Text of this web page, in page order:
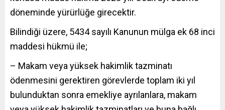
döneminde yürürlüğe girecektir.
Bilindiği üzere, 5434 sayılı Kanunun mülga ek 68 inci
maddesi hükmü ile;
– Makam veya yüksek hakimlik tazminatı
ödenmesini gerektiren görevlerde toplam iki yıl
bulunduktan sonra emekliye ayrılanlara, makam